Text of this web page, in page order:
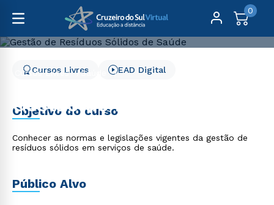
0
Cursos Livres
Saúde
Gestão de Resíduos
Sólidos de Saúde
Cursos Livres EAD Digital
Objetivo do curso
Conhecer as normas e legislações vigentes da gestão de
resíduos sólidos em serviços de saúde.
Público Alvo